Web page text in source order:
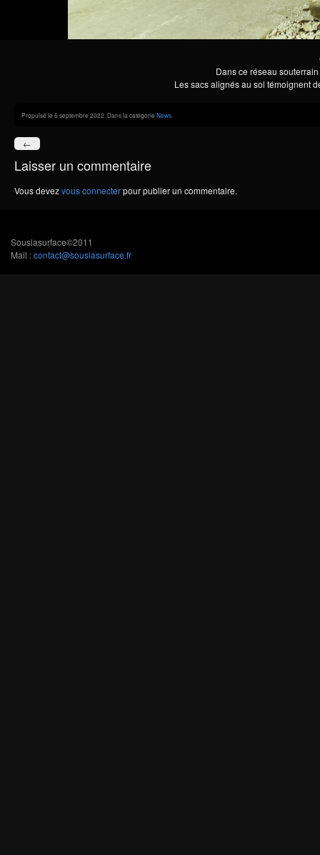
Dans ce réseau
Les sacs alignés au sol témoignent
Propulsé le 5 septembre 2022. Dans la catégorie News
←
Laisser un commentaire
Vous devezvous connecterpour publier un commentaire.
Souslasurface©2011
Mail :contact@souslasurface.fr